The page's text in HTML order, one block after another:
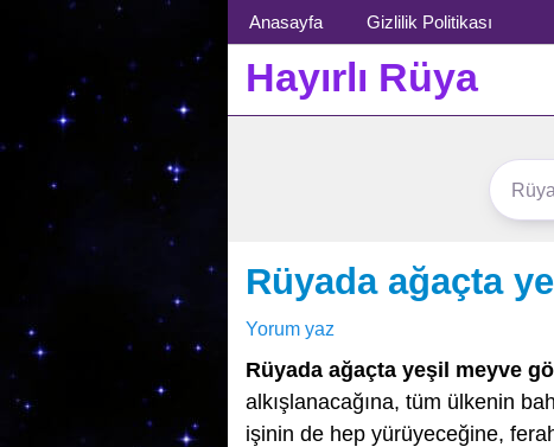
Menü
Anasayfa Gizlilik Politikası
Hayırlı Rüya
Rüyada ağaçta
Yorum yaz
Rüyada ağaçta yeşil meyve
alkışlanacağına, tüm ülkenin
işinin de hep yürüyeceğine,